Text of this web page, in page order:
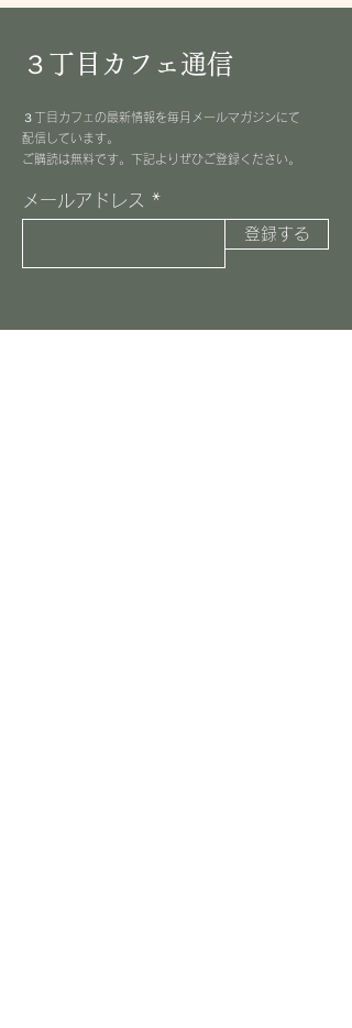
３丁目カフェ通信
３丁目カフェの最新情報を毎月メールマガジンにて
配信しています。
​ご購読は無料です。下記よりぜひご登録ください。
メールアドレス
登録する